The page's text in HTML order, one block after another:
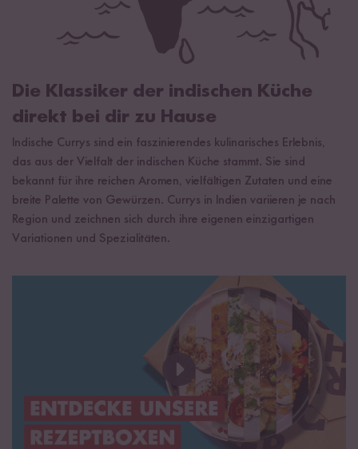
kontrolliert biologischem Anbau.
Hinweis: Vor Gebrauch kräftig schütteln. Bei Raumtemperatur
lagern, nach dem Öffnen im Kühlschrank aufbewahren und
innerhalb von 3 Tagen verbrauchen.
Bio Basmati Reisist von Natur aus glutenfrei.
Die Klassiker der indischen Küche
direkt bei dir zu Hause
Indische Currys sind ein faszinierendes kulinarisches Erlebnis,
das aus der Vielfalt der indischen Küche stammt. Sie sind
bekannt für ihre reichen Aromen, vielfältigen Zutaten und eine
breite Palette von Gewürzen. Currys in Indien variieren je nach
Region und zeichnen sich durch ihre eigenen einzigartigen
Variationen und Spezialitäten.